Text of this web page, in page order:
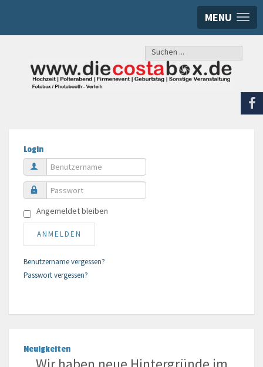
MENU
Suchen
...
Login
Benutzername
Passwort
Angemeldet bleiben
ANMELDEN
Benutzername vergessen?
Passwort vergessen?
Neuigkeiten